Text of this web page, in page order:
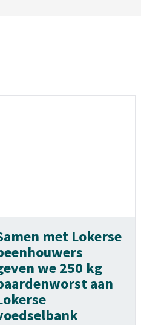
met Lokerse
we 250 kg
aan